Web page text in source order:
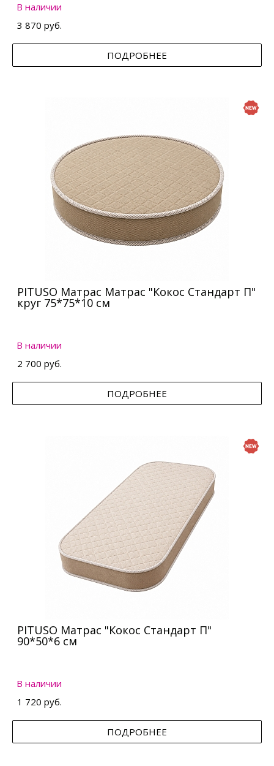
В наличии
3 870 руб.
ПОДРОБНЕЕ
PITUSO Матрас Матрас "Кокос Стандарт П"
круг 75*75*10 см
В наличии
2 700 руб.
ПОДРОБНЕЕ
PITUSO Матрас "Кокос Стандарт П"
90*50*6 см
В наличии
1 720 руб.
ПОДРОБНЕЕ